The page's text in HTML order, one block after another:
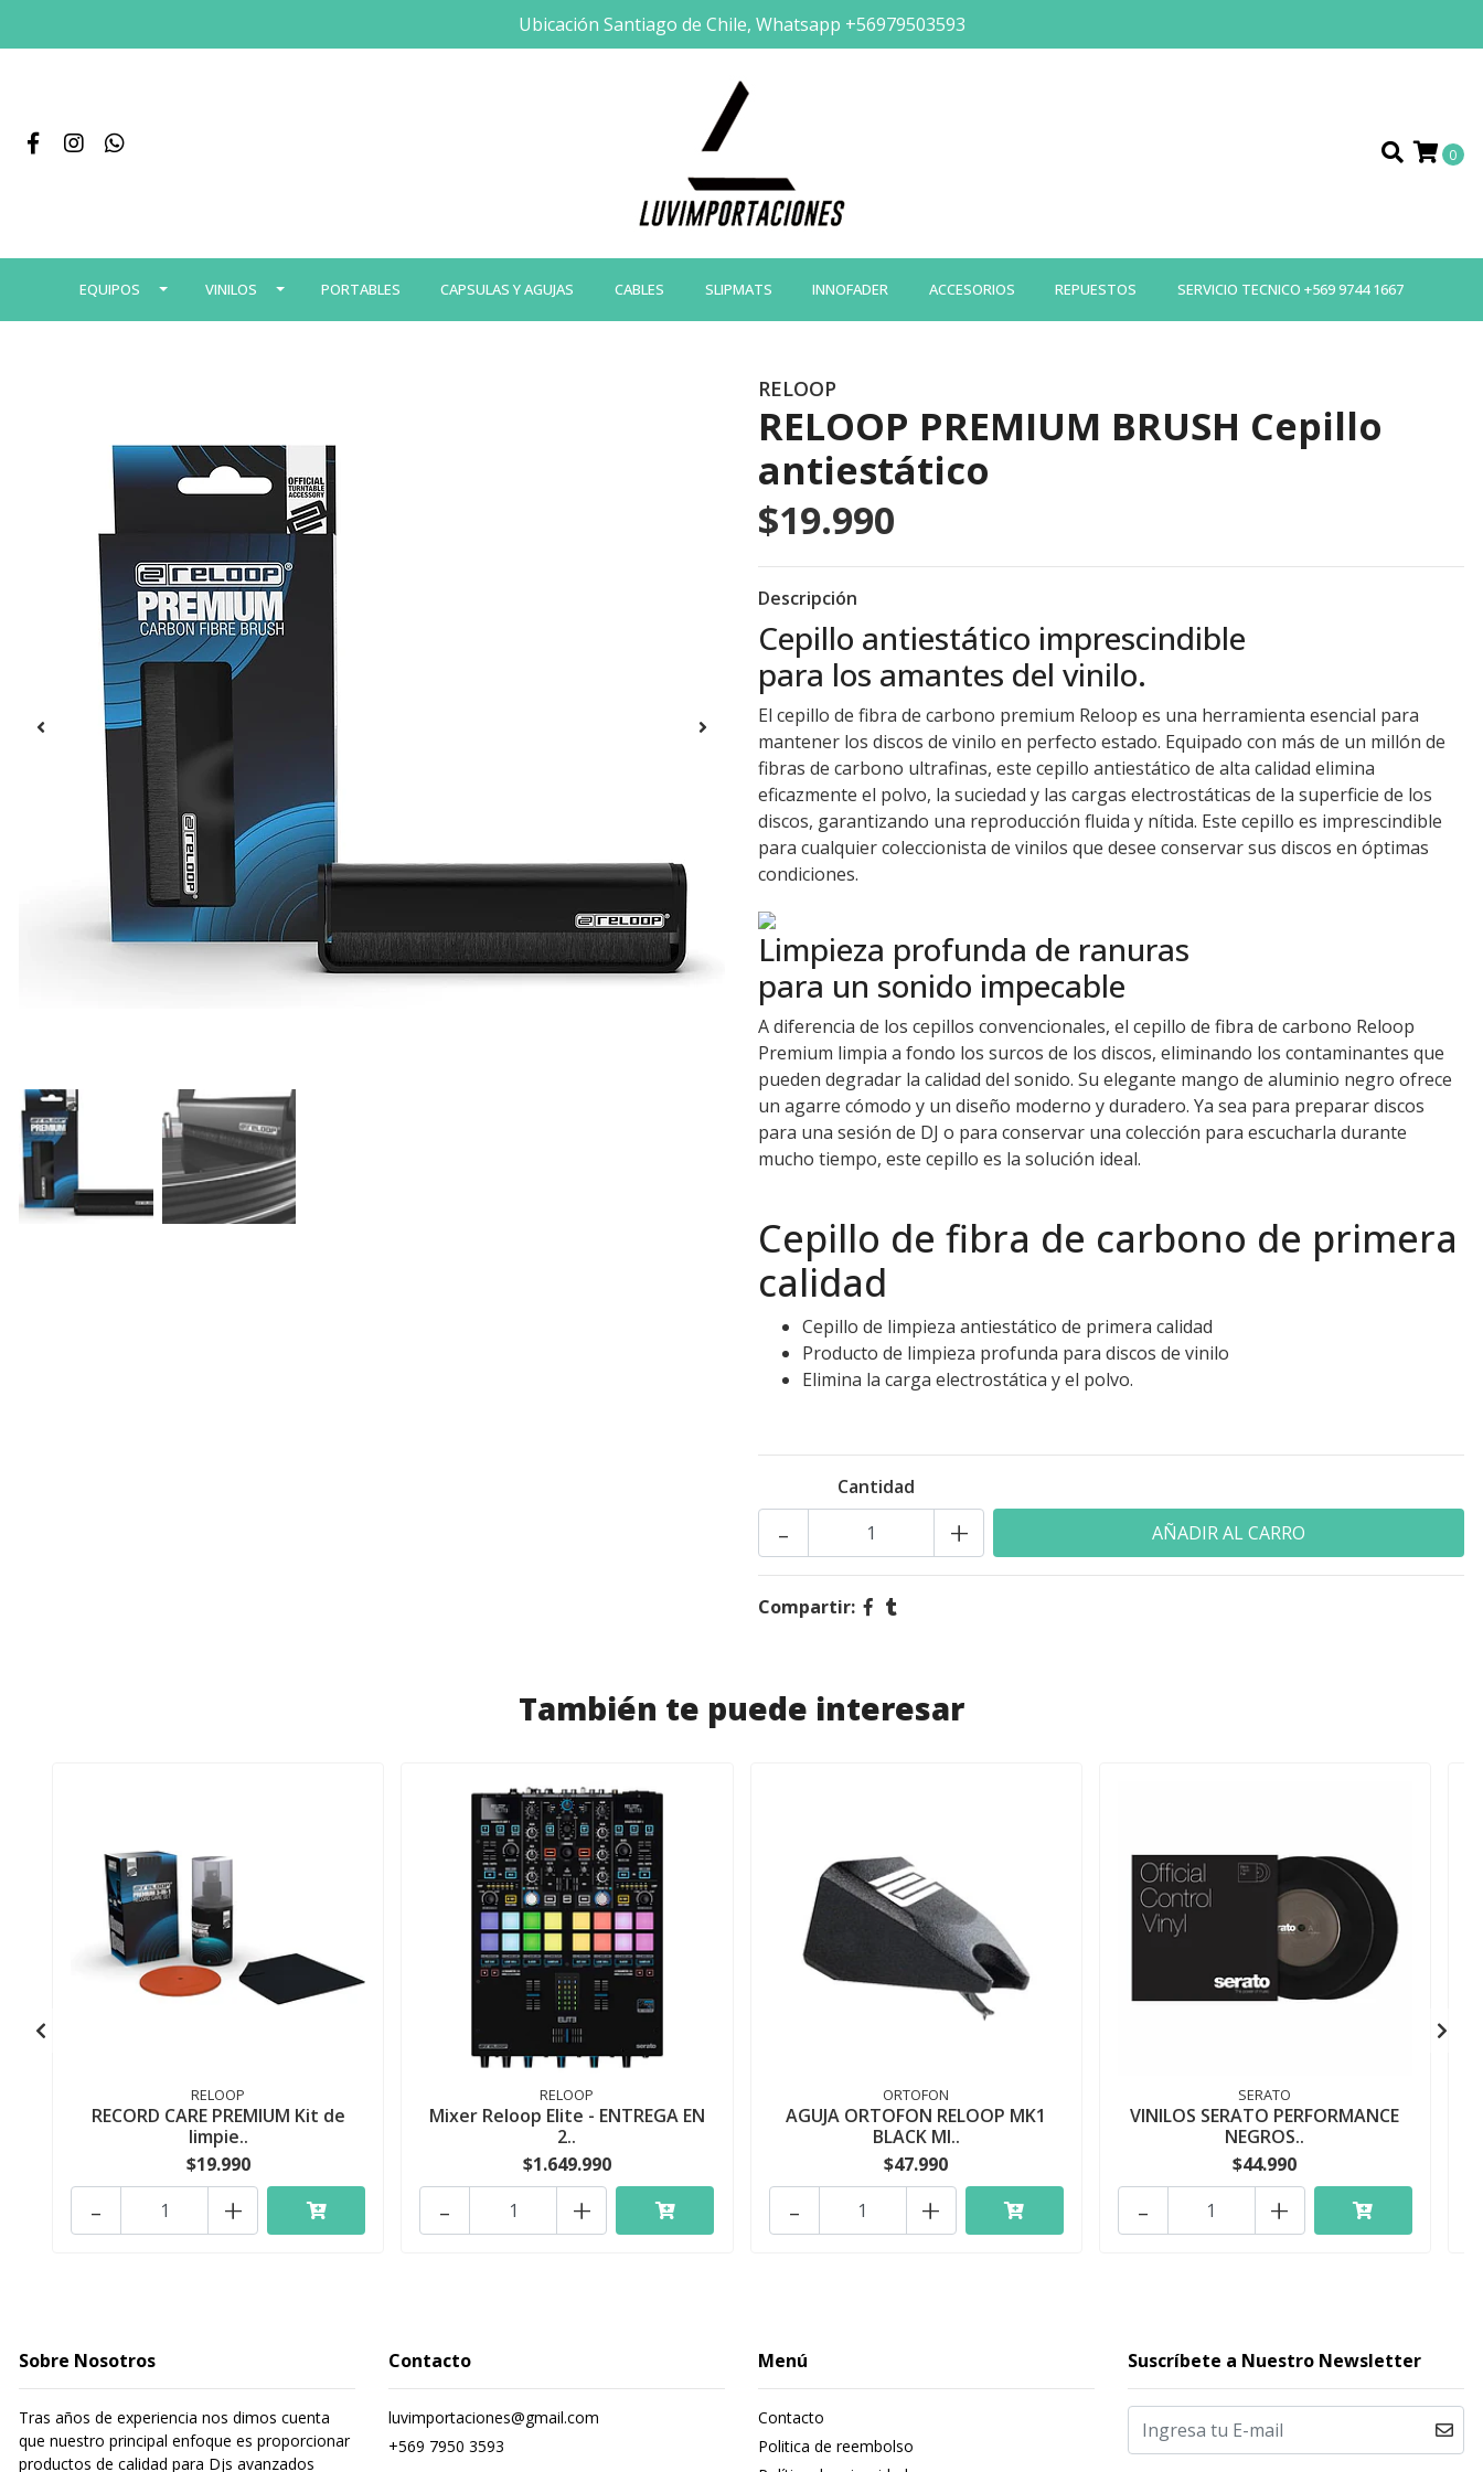
Ubicación Santiago de Chile, Whatsapp +56979503593
0
EQUIPOS VINILOS PORTABLES CAPSULAS Y AGUJAS CABLES SLIPMATS INNOFADER ACCESORIOS REPUESTOS SERVICIO TECNICO +569 9744 1667
RELOOP
RELOOP PREMIUM BRUSH Cepillo
antiestático
$19.990
Descripción
Cepillo antiestático imprescindible
para los amantes del vinilo.
El cepillo de fibra de carbono premium Reloop es una herramienta esencial para
mantener los discos de vinilo en perfecto estado. Equipado con más de un millón de
fibras de carbono ultrafinas, este cepillo antiestático de alta calidad elimina
eficazmente el polvo, la suciedad y las cargas electrostáticas de la superficie de los
discos, garantizando una reproducción fluida y nítida. Este cepillo es imprescindible
para cualquier coleccionista de vinilos que desee conservar sus discos en óptimas
condiciones.
Limpieza profunda de ranuras
para un sonido impecable
A diferencia de los cepillos convencionales, el cepillo de fibra de carbono Reloop
Premium limpia a fondo los surcos de los discos, eliminando los contaminantes que
pueden degradar la calidad del sonido. Su elegante mango de aluminio negro ofrece
un agarre cómodo y un diseño moderno y duradero. Ya sea para preparar discos
para una sesión de DJ o para conservar una colección para escucharla durante
mucho tiempo, este cepillo es la solución ideal.
Cepillo de fibra de carbono de primera
calidad
Cepillo de limpieza antiestático de primera calidad
Producto de limpieza profunda para discos de vinilo
Elimina la carga electrostática y el polvo.
Cantidad
+
-
Compartir:
También te puede interesar
RELOOP
RECORD CARE PREMIUM Kit de
limpie..
$19.990
+
-
RELOOP
Mixer Reloop Elite - ENTREGA EN
2..
$1.649.990
+
-
ORTOFON
AGUJA ORTOFON RELOOP MK1
BLACK MI..
$47.990
+
-
SERATO
VINILOS SERATO PERFORMANCE
NEGROS..
$44.990
+
-
Sobre Nosotros
Tras años de experiencia nos dimos cuenta
que nuestro principal enfoque es proporcionar
productos de calidad para Djs avanzados
Contacto
luvimportaciones@gmail.com
+569 7950 3593
Menú
Contacto
Politica de reembolso
Suscríbete a Nuestro Newsletter